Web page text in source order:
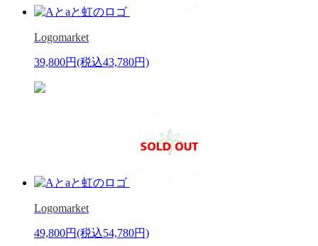
Logomarket
39,800円(税込43,780円)
Logomarket
49,800円(税込54,780円)